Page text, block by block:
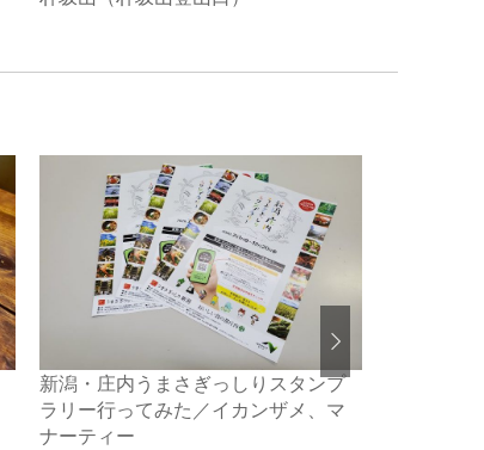
新潟・庄内うまさぎっしりスタンプ
ラリー行ってみた／イカンザメ、マ
ナーティー